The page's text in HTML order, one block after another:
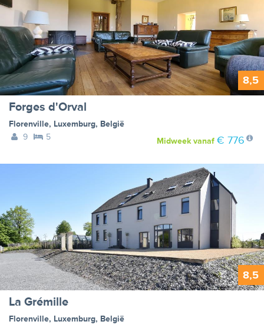
8,5
Forges d'Orval
Florenville, Luxemburg, België
9
5 Midweekvanaf € 776
8,5
La Grémille
Florenville, Luxemburg, België